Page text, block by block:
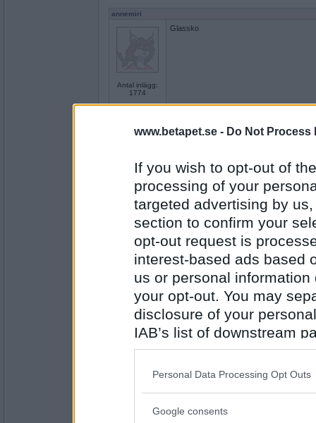
www.betapet.se - Do Not Process
If you wish to opt-out of
processing of your
targeted advertising by
section to confirm your
opt-out request is
interest-based ads based
us or personal
your opt-out. You may
disclosure of your
IAB’s list of downstream
also be disclosed by us
Downstream Participants
Please note that this
Personal Data Processing Opt Outs
Google consents
annemiri
Antal inlägg:
1774
Glassko
Antal inlägg:
2503
Gosskör
olausdotter
Antal inlägg:
4962
Lövskog
annemiri
Antal inlägg:
Sölkorv